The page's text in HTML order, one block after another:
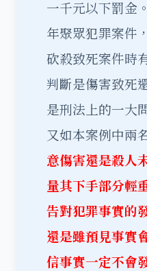
一千元以下罰金
年聚眾犯罪案件
砍殺致死案件時
判斷是傷害致死
是刑法上的一大
又如本案例中兩
意傷害還是殺人
量其下手部分輕
告對犯罪事實的
還是雖預見事實
信事實一定不會